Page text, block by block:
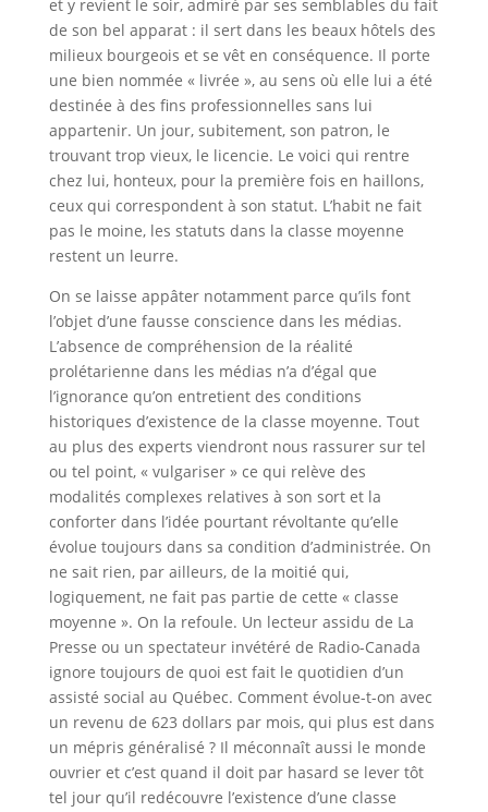
et y revient le soir, admiré par ses semblables du fait
de son bel apparat : il sert dans les beaux hôtels des
milieux bourgeois et se vêt en conséquence. Il porte
une bien nommée « livrée », au sens où elle lui a été
destinée à des fins professionnelles sans lui
appartenir. Un jour, subitement, son patron, le
trouvant trop vieux, le licencie. Le voici qui rentre
chez lui, honteux, pour la première fois en haillons,
ceux qui correspondent à son statut. L’habit ne fait
pas le moine, les statuts dans la classe moyenne
restent un leurre.
On se laisse appâter notamment parce qu’ils font
l’objet d’une fausse conscience dans les médias.
L’absence de compréhension de la réalité
prolétarienne dans les médias n’a d’égal que
l’ignorance qu’on entretient des conditions
historiques d’existence de la classe moyenne. Tout
au plus des experts viendront nous rassurer sur tel
ou tel point, « vulgariser » ce qui relève des
modalités complexes relatives à son sort et la
conforter dans l’idée pourtant révoltante qu’elle
évolue toujours dans sa condition d’administrée. On
ne sait rien, par ailleurs, de la moitié qui,
logiquement, ne fait pas partie de cette « classe
moyenne ». On la refoule. Un lecteur assidu de La
Presse ou un spectateur invétéré de Radio-Canada
ignore toujours de quoi est fait le quotidien d’un
assisté social au Québec. Comment évolue-t-on avec
un revenu de 623 dollars par mois, qui plus est dans
un mépris généralisé ? Il méconnaît aussi le monde
ouvrier et c’est quand il doit par hasard se lever tôt
tel jour qu’il redécouvre l’existence d’une classe